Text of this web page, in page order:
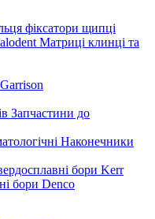
фіксатори щипці
Матриці клинці та
Запчастини до
Наконечники
бори Kerr
бори Denco